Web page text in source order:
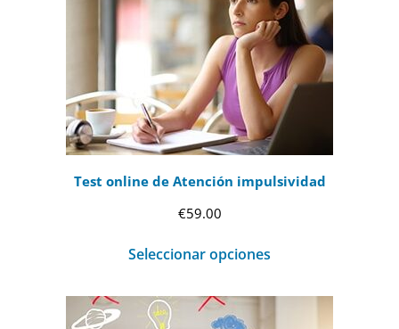
Test online de Atención impulsividad
€59.00
Seleccionar opciones